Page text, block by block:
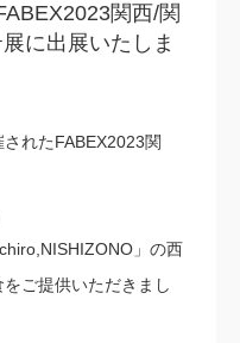
関西/関
展に出展いたしま
れた⁠FABEX2023関
」の西
ご提供いただきまし